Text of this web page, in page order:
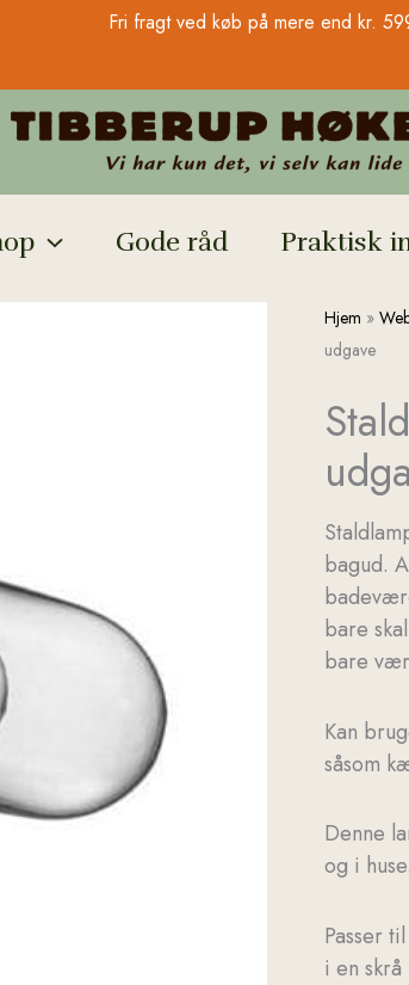
Fri fragt ved køb på mere end kr.
Gode råd Praktisk
Hjem »
udgave
bagud.
bare
bare
Kan
såsom
Denne
og i huse.
Passer til
i en skrå
-
-
skrå
udgave